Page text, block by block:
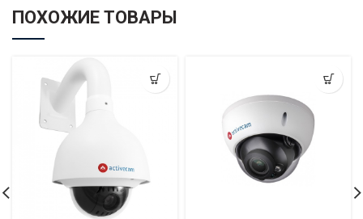
ПОХОЖИЕ ТОВАРЫ